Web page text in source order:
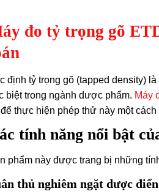
đo tỷ trọng gõ
định tỷ trọng gõ (tapped density)
biệt trong ngành dược phẩm. Máy
để thực hiện phép thử này một
tính năng nổi bật
phẩm này được trang bị những
thủ nghiêm ngặt dược